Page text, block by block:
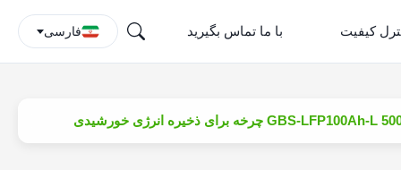
کیفیت با ما تماس بگیرید فارسی